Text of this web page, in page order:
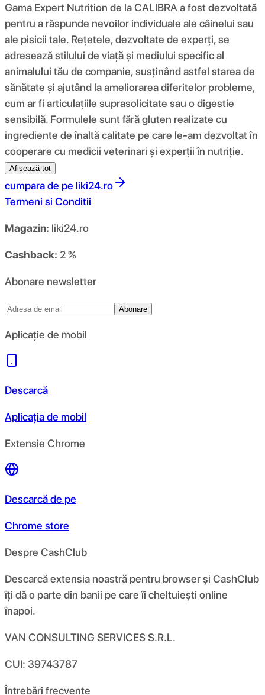
Gama Expert Nutrition de la CALIBRA a fost dezvoltată
pentru a răspunde nevoilor individuale ale câinelui sau
ale pisicii tale. Rețetele, dezvoltate de experți, se
adresează stilului de viață și mediului specific al
animalului tău de companie, susținând astfel starea de
sănătate și ajutând la ameliorarea diferitelor probleme,
cum ar fi articulațiile suprasolicitate sau o digestie
sensibilă. Formulele sunt fără gluten realizate cu
ingrediente de înaltă calitate pe care le-am dezvoltat în
cooperare cu medicii veterinari și experții în nutriție.
Afișează tot
cumpara de pe liki24.ro
Termeni si Conditii
Magazin: liki24.ro
Cashback: 2 %
Abonare newsletter
Abonare
Aplicație de mobil
Descarcă
Aplicația de mobil
Extensie Chrome
Descarcă de pe
Chrome store
Despre CashClub
Descarcă extensia noastră pentru browser și CashClub
îți dă o parte din banii pe care îi cheltuiești online
înapoi.
VAN CONSULTING SERVICES S.R.L.
CUI: 39743787
Întrebări frecvente